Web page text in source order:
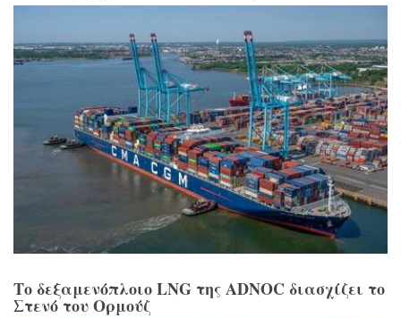
Το δεξαμενόπλοιο LNG της ADNOC διασχίζει το
Στενό του Ορμούζ